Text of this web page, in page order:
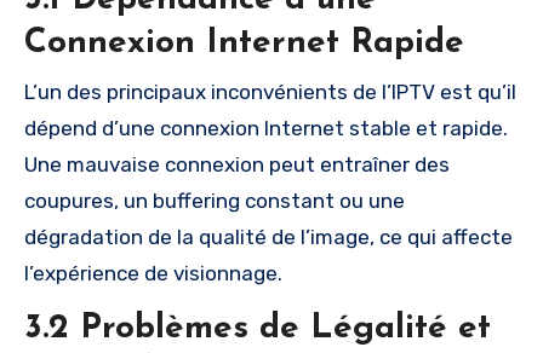
Connexion Internet Rapide
L’un des principaux inconvénients de l’IPTV est qu’il
dépend d’une connexion Internet stable et rapide.
Une mauvaise connexion peut entraîner des
coupures, un buffering constant ou une
dégradation de la qualité de l’image, ce qui affecte
l’expérience de visionnage.
3.2 Problèmes de Légalité et